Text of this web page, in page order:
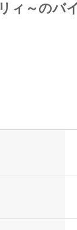
ィ～のバ